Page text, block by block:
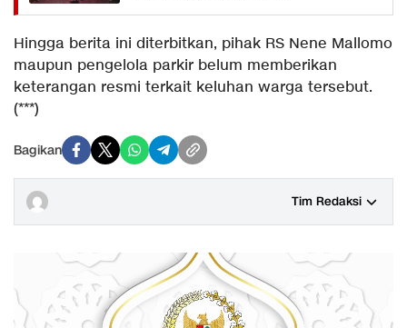
Hingga berita ini diterbitkan, pihak RS Nene Mallomo
maupun pengelola parkir belum memberikan
keterangan resmi terkait keluhan warga tersebut.
(***)
Bagikan
Tim Redaksi